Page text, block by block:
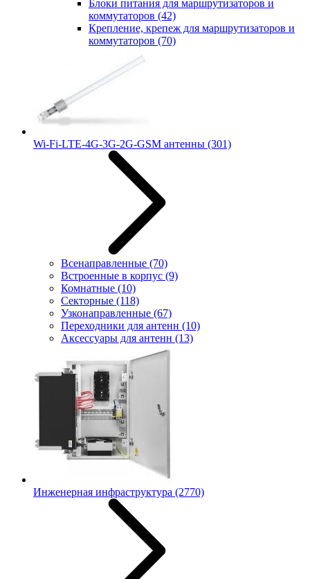
Блоки питания для маршрутизаторов и
коммутаторов (42)
Крепление, крепеж для маршрутизаторов и
коммутаторов (70)
Wi-Fi-LTE-4G-3G-2G-GSM антенны (301)
Всенаправленные (70)
Встроенные в корпус (9)
Комнатные (10)
Секторные (118)
Узконаправленные (67)
Переходники для антенн (10)
Аксессуары для антенн (13)
Инженерная инфраструктура (2770)